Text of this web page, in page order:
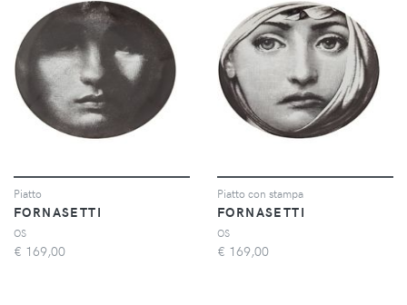
Piatto
FORNASETTI
OS
€ 169,00
Piatto con stampa
FORNASETTI
OS
€ 169,00